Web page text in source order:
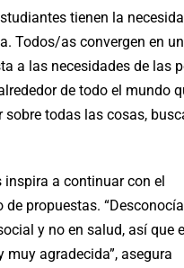
tienen la
Todos/as convergen en
a las necesidades de las
de todo el mundo
todas las cosas,
a continuar con el
propuestas. “Desconocía
y no en salud, así que
agradecida”, asegura